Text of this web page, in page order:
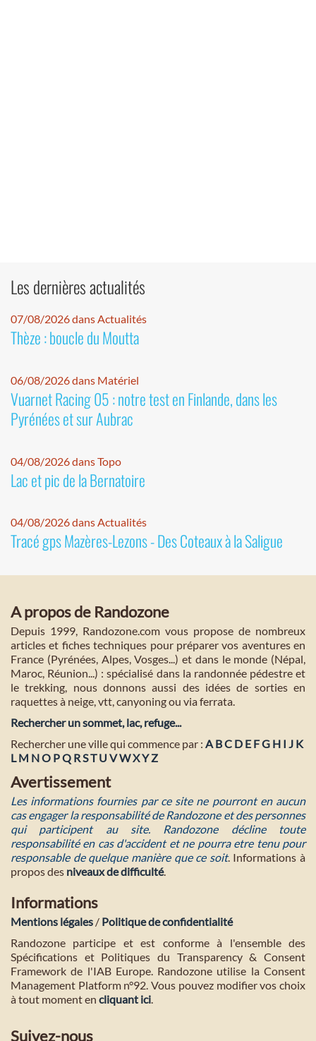
Les dernières actualités
07/08/2026 dans Actualités
Thèze : boucle du Moutta
06/08/2026 dans Matériel
Vuarnet Racing 05 : notre test en Finlande, dans les
Pyrénées et sur Aubrac
04/08/2026 dans Topo
Lac et pic de la Bernatoire
04/08/2026 dans Actualités
Tracé gps Mazères-Lezons - Des Coteaux à la Saligue
A propos de Randozone
Depuis 1999, Randozone.com vous propose de nombreux
articles et fiches techniques pour préparer vos aventures en
France (Pyrénées, Alpes, Vosges...) et dans le monde (Népal,
Maroc, Réunion...) : spécialisé dans la randonnée pédestre et
le trekking, nous donnons aussi des idées de sorties en
raquettes à neige, vtt, canyoning ou via ferrata.
Rechercher un sommet, lac, refuge...
Rechercher une ville qui commence par : A BC D E FG H I J K
L M NO PQ RST U VWXYZ
Avertissement
Les informations fournies par ce site ne pourront en aucun
cas engager la responsabilité de Randozone et des personnes
qui participent au site. Randozone décline toute
responsabilité en cas d'accident et ne pourra etre tenu pour
responsable de quelque manière que ce soit. Informations à
propos des niveaux de difficulté.
Informations
Mentions légales / Politique de confidentialité
Randozone participe et est conforme à l'ensemble des
Spécifications et Politiques du Transparency & Consent
Framework de l'IAB Europe. Randozone utilise la Consent
Management Platform n°92. Vous pouvez modifier vos choix
à tout moment en cliquant ici.
Suivez-nous